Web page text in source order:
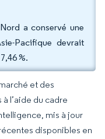
a conservé une
Pacifique devrait
%.
et des
l’aide du cadre
mis à jour
disponibles en